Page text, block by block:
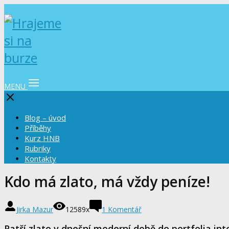
MENU
Blog – úvod
Příběhy
Kurz HNB
Rubriky
Kontakty
Kdo má zlato, má vždy peníze!
Jirka Mazur 12589x 1 Komentář